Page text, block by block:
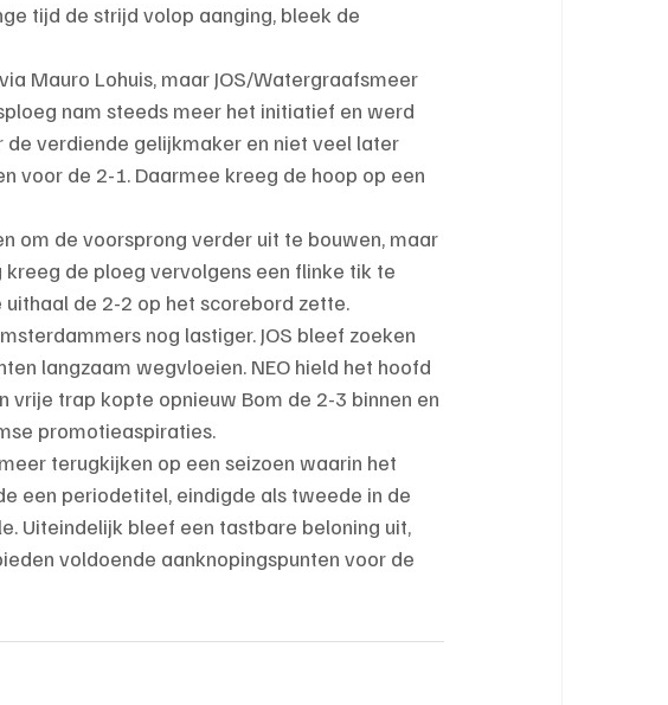
tijd de strijd volop aanging, bleek de
Mauro Lohuis, maar JOS/Watergraafsmeer
nam steeds meer het initiatief en werd
de verdiende gelijkmaker en niet veel later
voor de 2-1. Daarmee kreeg de hoop op een
om de voorsprong verder uit te bouwen, maar
de ploeg vervolgens een flinke tik te
de 2-2 op het scorebord zette.
nog lastiger. JOS bleef zoeken
langzaam wegvloeien. NEO hield het hoofd
trap kopte opnieuw Bom de 2-3 binnen en
promotieaspiraties.
terugkijken op een seizoen waarin het
een periodetitel, eindigde als tweede in de
Uiteindelijk bleef een tastbare beloning uit,
voldoende aanknopingspunten voor de